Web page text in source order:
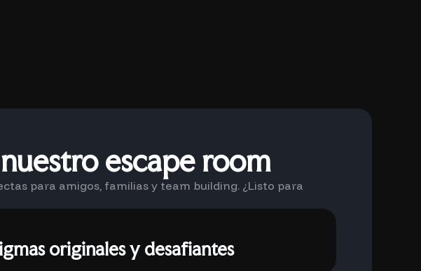
escape room
para amigos, familias y team building. ¿Listo para
originales y desafiantes